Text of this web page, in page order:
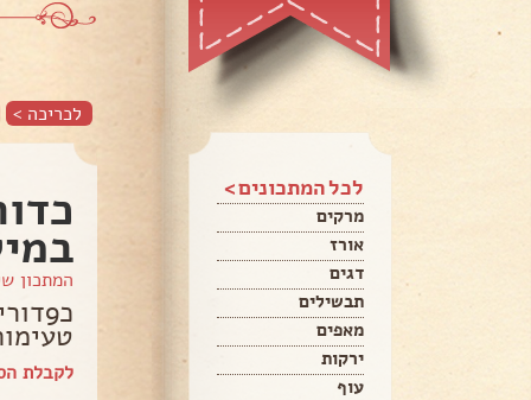
לכל המתכונים >
מרקים
אורז
דגים
תבשילים
מאפים
ירקות
עוף
לכריכה >
המתכון
לקבלת